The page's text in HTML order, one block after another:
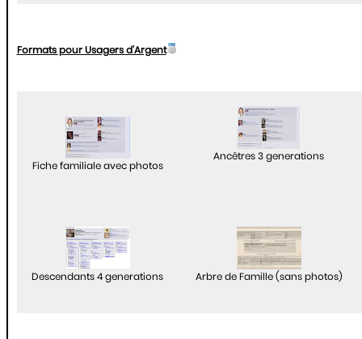
Formats pour Usagers d'Argent
Fiche familiale avec photos
Ancêtres 3 generations
Descendants 4 generations Arbre de Famille (sans photos)